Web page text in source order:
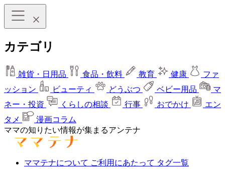
カテゴリ
雑貨・日用品 食品・飲料 教育 健康
ファ
ッション
ビューティ どうぶつ ベビー用品
マ
ネー・投資
くらしの相談 行事 おでかけ
エン
タメ
漫画コラム
ママの知りたい情報が集まるアンテナ
ママテナについて ご利用にあたって タグ一覧